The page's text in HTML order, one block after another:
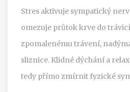
Stres aktivuje sympatický
omezuje průtok krve do
zpomalenému trávení,
sliznice. Klidné dýchání a
tedy přímo zmírnit fyzické